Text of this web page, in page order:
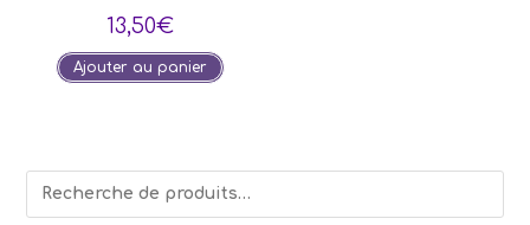
13,50€
Ajouter au panier